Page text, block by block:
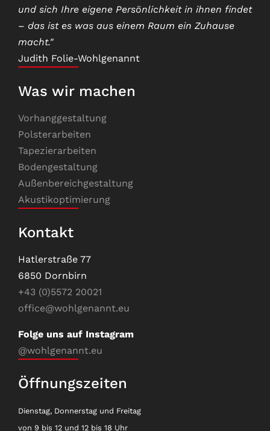
und sich Ihre eigene Persönlichkeit in ihnen findet
– das ist es was aus einem Raum ein Zuhause
macht."
Judith Folie-Wohlgenannt
Was wir machen
Vorhanggestaltung
Polsterarbeiten
Tapezierarbeiten
Bodengestaltung
Außenbereichgestaltung
Akustikoptimierung
Kontakt
Hatlerstraße 77
6850 Dornbirn
+43 (0)5572 20021
office@wohlgenannt.eu
Folge uns auf Instagram
@wohlgenannt.eu
Öffnungszeiten
Dienstag, Donnerstag und Freitag
von 9 bis 12 und 12 bis 18 Uhr